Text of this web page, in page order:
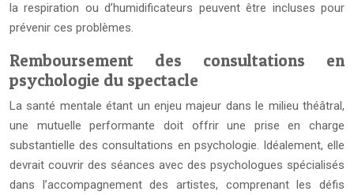
la respiration ou d’humidificateurs peuvent être incluses pour
prévenir ces problèmes.
Remboursement des consultations en
psychologie du spectacle
La santé mentale étant un enjeu majeur dans le milieu théâtral,
une mutuelle performante doit offrir une prise en charge
substantielle des consultations en psychologie. Idéalement, elle
devrait couvrir des séances avec des psychologues spécialisés
dans l’accompagnement des artistes, comprenant les défis